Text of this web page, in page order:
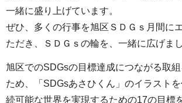
一緒に盛り上げています。
ぜひ、多くの行事を旭区ＳＤＧｓ月間に
ただき、ＳＤＧｓの輪を、一緒に広げま
旭区でのSDGsの目標達成につながる取組
ため、「SDGsあさひくん」のイラスト
続可能な世界を実現するための17の目標